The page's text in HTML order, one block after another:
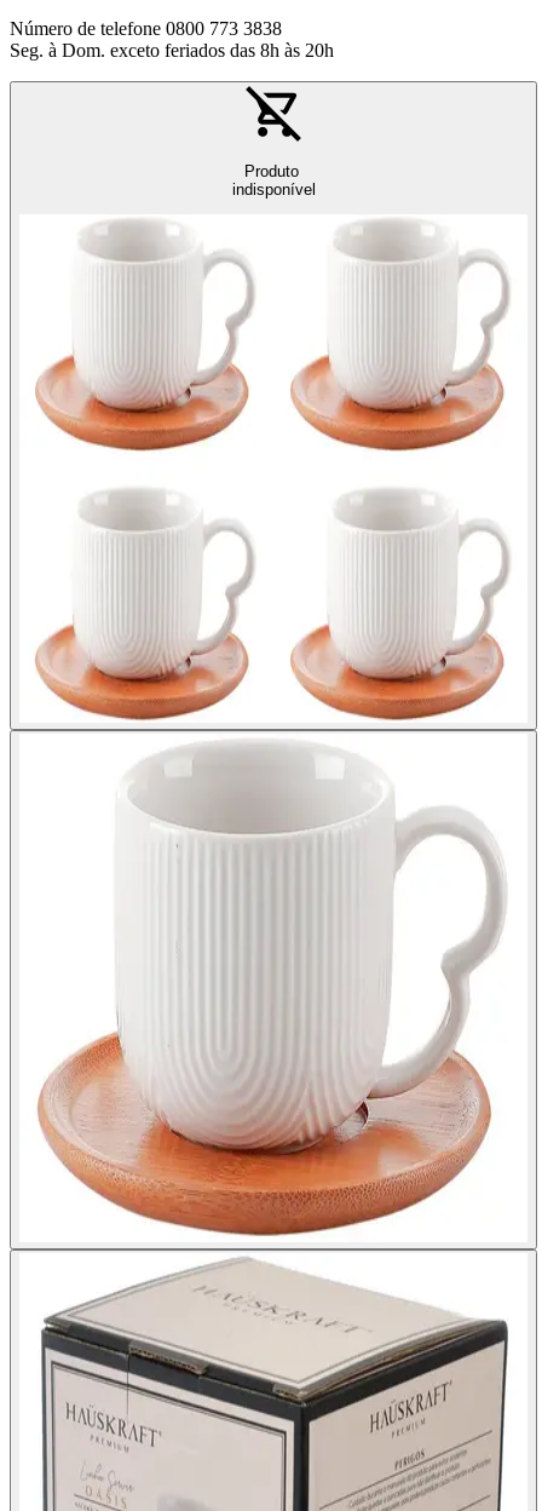
Número de telefone 0800 773 3838
Seg. à Dom. exceto feriados das 8h às 20h
Produto
indisponível